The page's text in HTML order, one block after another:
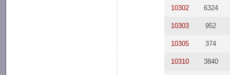
10302 6324
10303 952
10305 374
10310 3840